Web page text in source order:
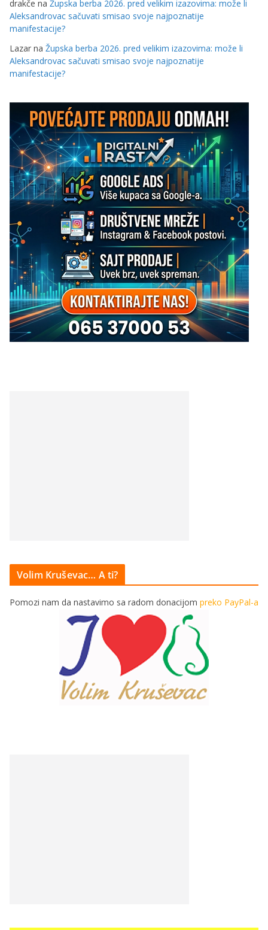
drakče na Župska berba 2026. pred velikim izazovima: može li
Aleksandrovac sačuvati smisao svoje najpoznatije
manifestacije?
Lazar na Župska berba 2026. pred velikim izazovima: može li
Aleksandrovac sačuvati smisao svoje najpoznatije
manifestacije?
Volim Kruševac… A ti?
Pomozi nam da nastavimo sa radom donacijom preko PayPal-a